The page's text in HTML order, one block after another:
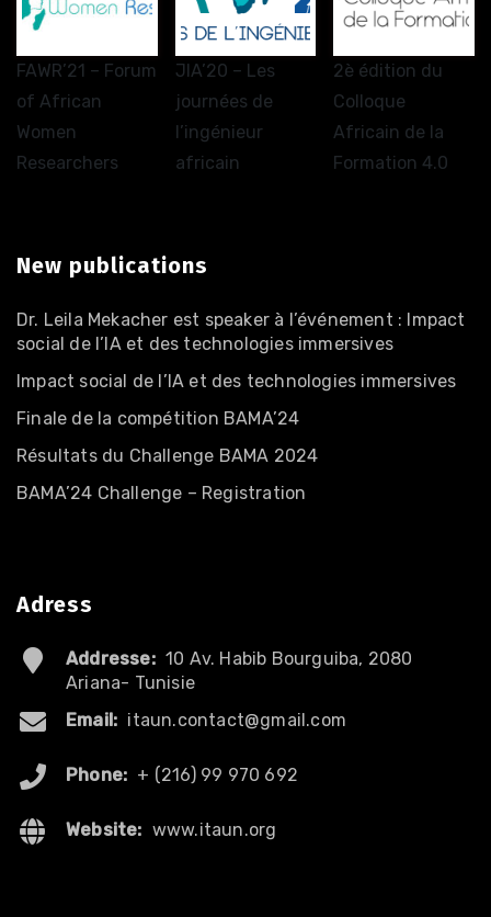
FAWR’21 – Forum
of African
Women
Researchers
JIA’20 – Les
journées de
l’ingénieur
africain
2è édition du
Colloque
Africain de la
Formation 4.0
New publications
Dr. Leila Mekacher est speaker à l’événement : Impact
social de l’IA et des technologies immersives
Impact social de l’IA et des technologies immersives
Finale de la compétition BAMA’24
Résultats du Challenge BAMA 2024
BAMA’24 Challenge – Registration
Adress
Addresse: 10 Av. Habib Bourguiba, 2080
Ariana- Tunisie
Email: itaun.contact@gmail.com
Phone: + (216) 99 970 692
Website: www.itaun.org